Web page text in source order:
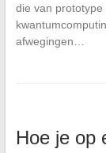
die van
afwegingen…
Hoe je op